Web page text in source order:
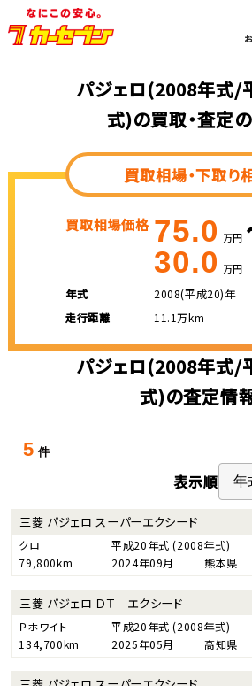
パジェロ(2008年式/
式)の買取・査定
買取相場・下取り
買取相場価格 75.0 万円
30.0 万円
年式
2008(平成20)年
走行距離
11.1万km
パジェロ(2008年式/
式)の査定情
5 件
表示順
三菱 パジェロ スーパーエクシード
クロ 平成20年式(2008年式)
79,800km
2024年09月 熊本県
三菱 パジェロ ＤＴ エクシード
Ｐホワイト 平成20年式(2008年式)
134,700km
2025年05月 高知県